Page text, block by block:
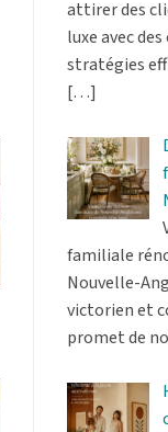
attirer des
luxe avec
stratégies
[…]
familiale
Nouvelle-
victorien et
promet de